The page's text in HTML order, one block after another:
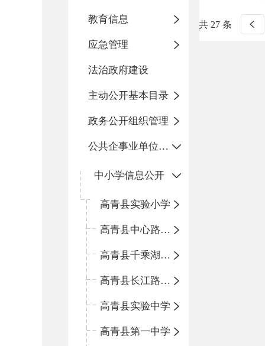
教育信息
应急管理
法治政府建设
主动公开基本目录
政务公开组织管理
公共企事业单位信息公开
中小学信息公开
高青县实验小学
高青县中心路小学
高青县千乘湖小学
高青县长江路小学
高青县实验中学
高青县第一中学
共 27 条